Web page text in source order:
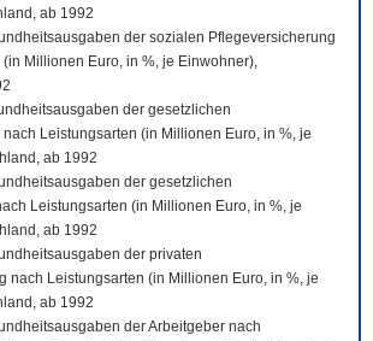
ab 1992
der sozialen Pflegeversicherung
Millionen Euro, in %, je Einwohner),
der gesetzlichen
Leistungsarten (in Millionen Euro, in %, je
ab 1992
der gesetzlichen
Leistungsarten (in Millionen Euro, in %, je
ab 1992
der privaten
nach Leistungsarten (in Millionen Euro, in %, je
ab 1992
der Arbeitgeber nach